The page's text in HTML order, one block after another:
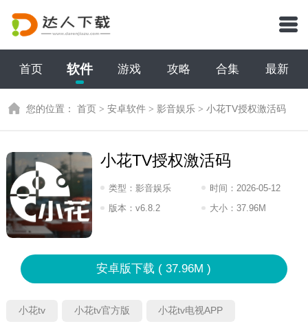
首页 软件 游戏 攻略 合集 最新
您的位置：首页 >安卓软件 >影音娱乐 >小花TV授权激活码
小花TV授权激活码
类型：影音娱乐 时间： 2026-05-12
17:2026
版本：v6.8.2 大小： 37.96M
安卓版下载 ( 37.96M )
小花tv 小花tv官方版 小花tv电视APP